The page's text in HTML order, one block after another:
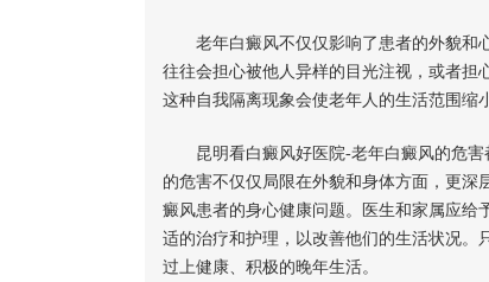
老年白癜风不仅仅影响了患者的外貌和心
往往会担心被他人异样的目光注视，或者担
这种自我隔离现象会使老年人的生活范围缩
昆明看白癜风好医院-老年白癜风的危害
的危害不仅仅局限在外貌和身体方面，更深
癜风患者的身心健康问题。医生和家属应给
适的治疗和护理，以改善他们的生活状况。
过上健康、积极的晚年生活。